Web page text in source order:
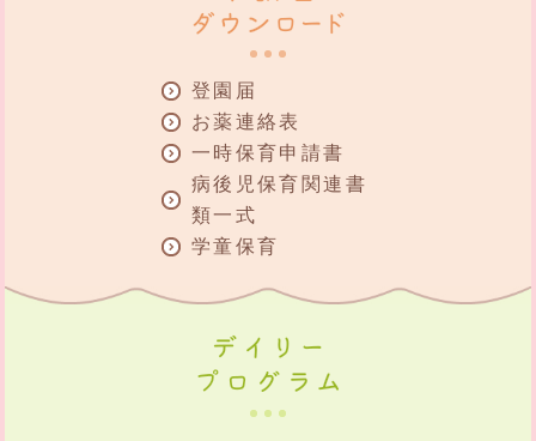
登園届
お薬連絡表
一時保育申請書
病後児保育関連書
類一式
学童保育